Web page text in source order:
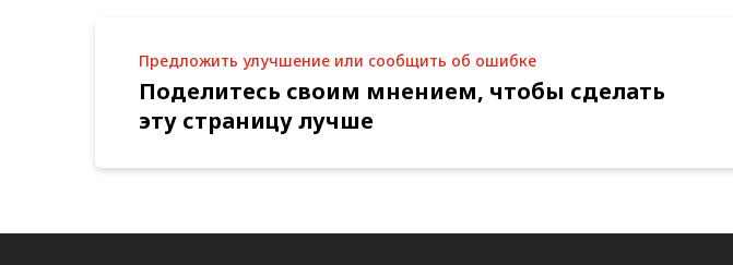
Предложить улучшение или сообщить об ошибке
Поделитесь своим мнением, чтобы сделать
эту страницу лучше